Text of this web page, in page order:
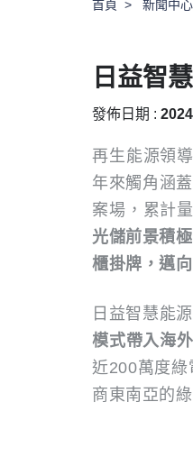
首頁 新聞中心
日益智
發佈日期 :
再生能源領
年來觸角涵
案場，累計
光儲前景積
櫃掛牌，邁
日益智慧能
模式帶入海
近200萬度
商東南亞的